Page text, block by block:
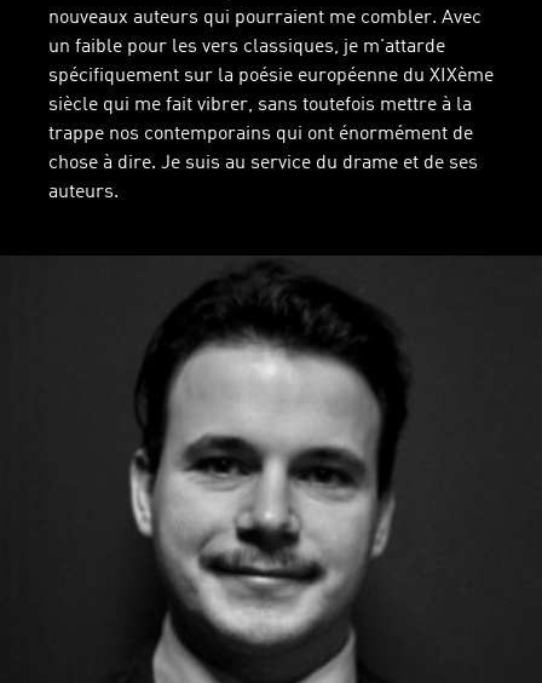
nouveaux auteurs qui pourraient me combler. Avec
un faible pour les vers classiques, je m'attarde
spécifiquement sur la poésie européenne du XIXème
siècle qui me fait vibrer, sans toutefois mettre à la
trappe nos contemporains qui ont énormément de
chose à dire. Je suis au service du drame et de ses
auteurs.